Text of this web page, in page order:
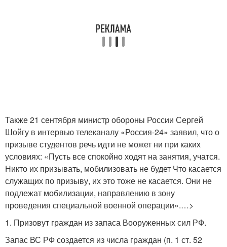
Также 21 сентября министр обороны России Сергей
Шойгу в интервью телеканалу «Россия-24» заявил, что о
призыве студентов речь идти не может ни при каких
условиях: «Пусть все спокойно ходят на занятия, учатся.
Никто их призывать, мобилизовать не будет Что касается
служащих по призыву, их это тоже не касается. Они не
подлежат мобилизации, направлению в зону
проведения специальной военной операции».…>
1. Призовут граждан из запаса Вооруженных сил РФ.
Запас ВС РФ создается из числа граждан (п. 1 ст. 52